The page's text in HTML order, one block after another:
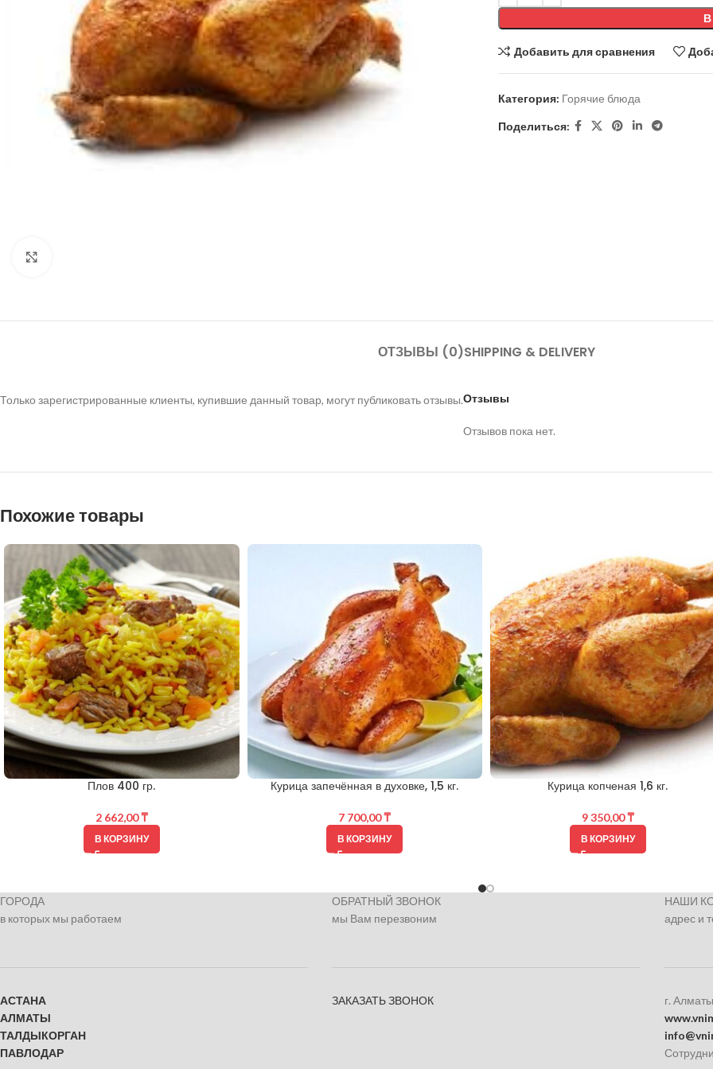
Добавить для сравнения
Категория: Горячие блюда
Поделиться:
ОТЗЫВЫ (0)SHIPPING & DELIVERY
Отзывы
Отзывов пока нет.
Только зарегистрированные клиенты, купившие данный товар, могут публиковать отзывы.
Похожие товары
Плов 400 гр.
2 662,00₸
В КОРЗИНУ
Курица запечённая в духовке, 1,5 кг.
7 700,00₸
В КОРЗИНУ
Курица копченая 1,6 кг.
9 350,00₸
В КОРЗИНУ
ГОРОДА
в которых мы работаем
АСТАНА
АЛМАТЫ
ТАЛДЫКОРГАН
ПАВЛОДАР
ОБРАТНЫЙ ЗВОНОК
мы Вам перезвоним
ЗАКАЗАТЬ ЗВОНОК
НАШИ
адрес и
г.